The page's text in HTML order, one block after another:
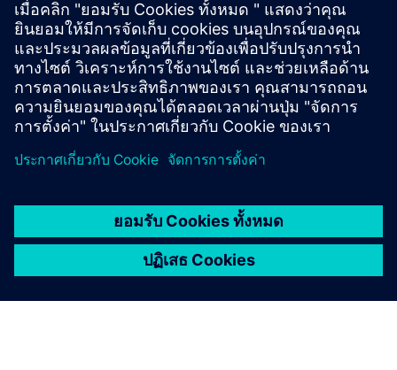
2N Web: 2N® Access Unit M RFID 13.56 MHz
Datasheet: 2N Access Unit M
เงื่อนไขเบื้องต้น